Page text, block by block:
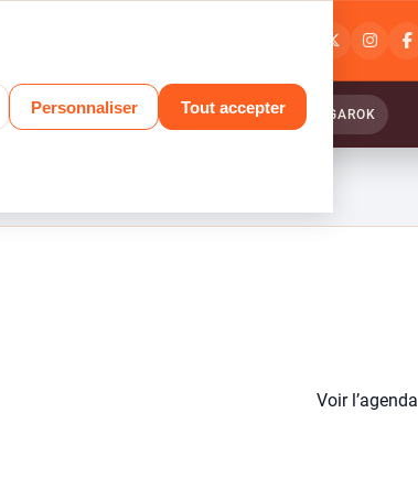
inscription
GRANBLUE FANTASY RELINK : ENDLESS RANGAROK
Voir l’agenda
Personnaliser Tout accepter